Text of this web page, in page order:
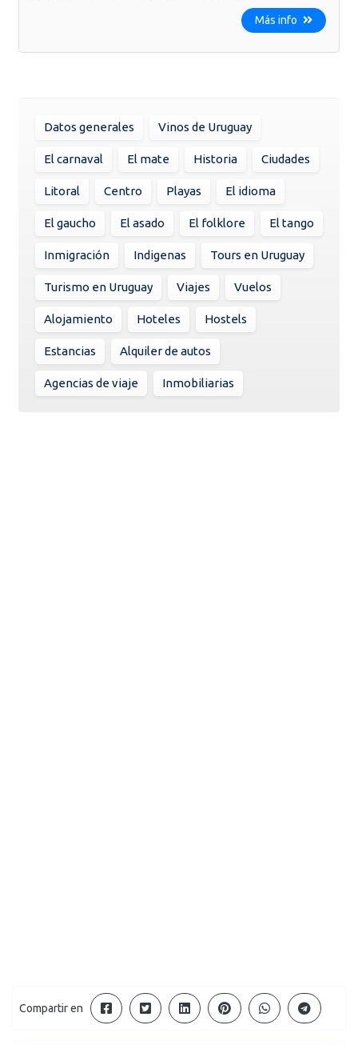
Más info
Datos generales Vinos de Uruguay
El carnaval El mate Historia Ciudades
Litoral Centro Playas El idioma
El gaucho El asado El folklore El tango
Inmigración Indigenas Tours en Uruguay
Turismo en Uruguay Viajes Vuelos
Alojamiento Hoteles Hostels
Estancias Alquiler de autos
Agencias de viaje Inmobiliarias
Compartir en